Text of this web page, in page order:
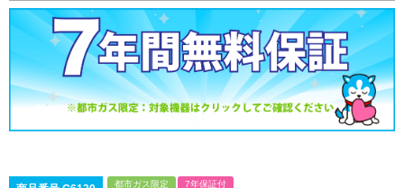
都市ガス限定 7年保証付